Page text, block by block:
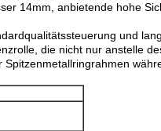
14mm, anbietende hohe
und
die nicht nur anstelle